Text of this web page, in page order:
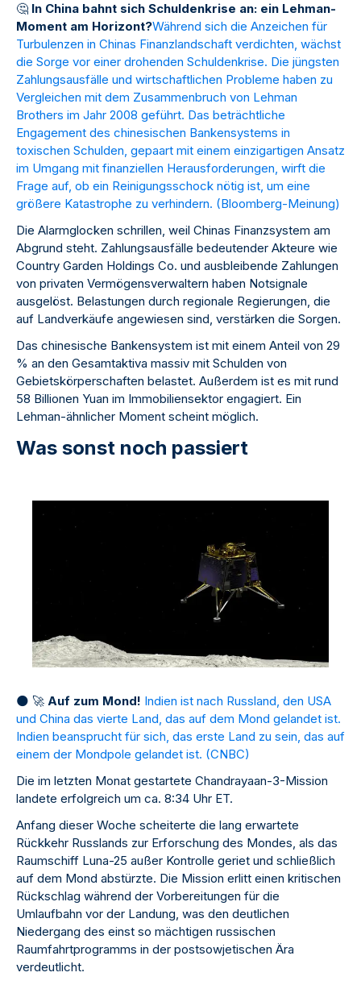
🤔 In China bahnt sich Schuldenkrise an: ein Lehman-
Moment am Horizont?Während sich die Anzeichen für
Turbulenzen in Chinas Finanzlandschaft verdichten, wächst
die Sorge vor einer drohenden Schuldenkrise. Die jüngsten
Zahlungsausfälle und wirtschaftlichen Probleme haben zu
Vergleichen mit dem Zusammenbruch von Lehman
Brothers im Jahr 2008 geführt. Das beträchtliche
Engagement des chinesischen Bankensystems in
toxischen Schulden, gepaart mit einem einzigartigen Ansatz
im Umgang mit finanziellen Herausforderungen, wirft die
Frage auf, ob ein Reinigungsschock nötig ist, um eine
größere Katastrophe zu verhindern. (Bloomberg-Meinung)
Die Alarmglocken schrillen, weil Chinas Finanzsystem am
Abgrund steht. Zahlungsausfälle bedeutender Akteure wie
Country Garden Holdings Co. und ausbleibende Zahlungen
von privaten Vermögensverwaltern haben Notsignale
ausgelöst. Belastungen durch regionale Regierungen, die
auf Landverkäufe angewiesen sind, verstärken die Sorgen.
Das chinesische Bankensystem ist mit einem Anteil von 29
% an den Gesamtaktiva massiv mit Schulden von
Gebietskörperschaften belastet. Außerdem ist es mit rund
58 Billionen Yuan im Immobiliensektor engagiert. Ein
Lehman-ähnlicher Moment scheint möglich.
Was sonst noch passiert
🌑 🚀 Auf zum Mond! Indien ist nach Russland, den USA
und China das vierte Land, das auf dem Mond gelandet ist.
Indien beansprucht für sich, das erste Land zu sein, das auf
einem der Mondpole gelandet ist. (CNBC)
Die im letzten Monat gestartete Chandrayaan-3-Mission
landete erfolgreich um ca. 8:34 Uhr ET.
Anfang dieser Woche scheiterte die lang erwartete
Rückkehr Russlands zur Erforschung des Mondes, als das
Raumschiff Luna-25 außer Kontrolle geriet und schließlich
auf dem Mond abstürzte. Die Mission erlitt einen kritischen
Rückschlag während der Vorbereitungen für die
Umlaufbahn vor der Landung, was den deutlichen
Niedergang des einst so mächtigen russischen
Raumfahrtprogramms in der postsowjetischen Ära
verdeutlicht.